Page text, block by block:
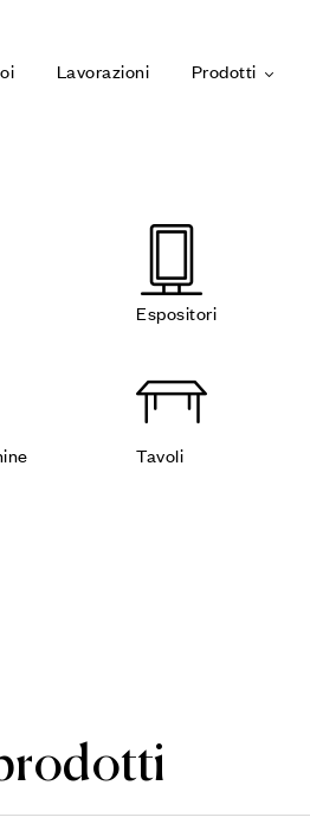
Lavorazioni Prodotti
Espositori
Tavoli